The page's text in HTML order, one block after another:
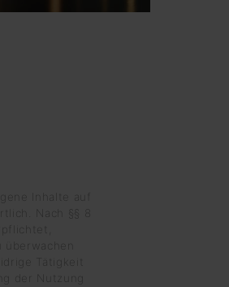
Inhalte auf
Nach §§ 8
Tätigkeit
der Nutzung